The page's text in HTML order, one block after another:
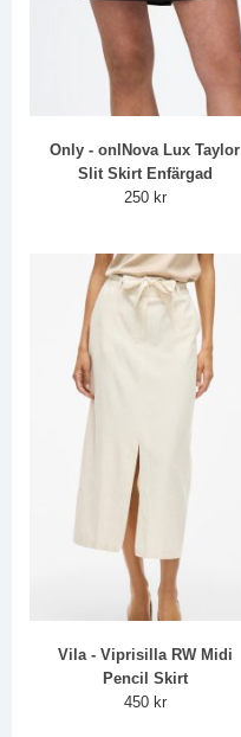
Only - onlNova Lux Taylor
Slit Skirt Enfärgad
250 kr
Vila - Viprisilla RW Midi
Pencil Skirt
450 kr